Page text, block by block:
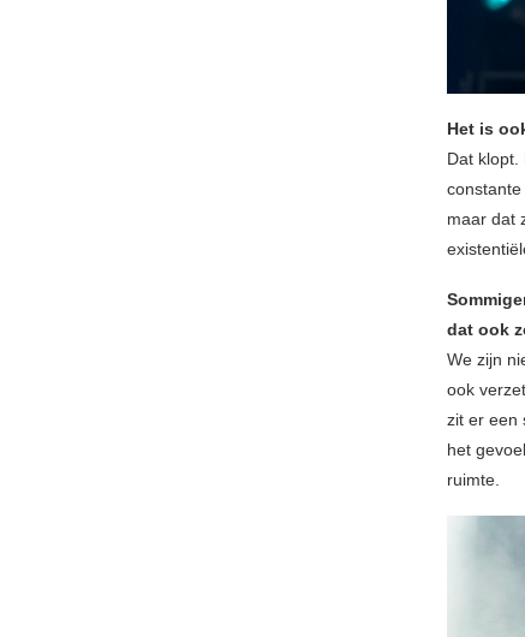
Het is
Dat klopt.
maar dat
dat ook
We zijn
ook
zit er een
het
ruimte.